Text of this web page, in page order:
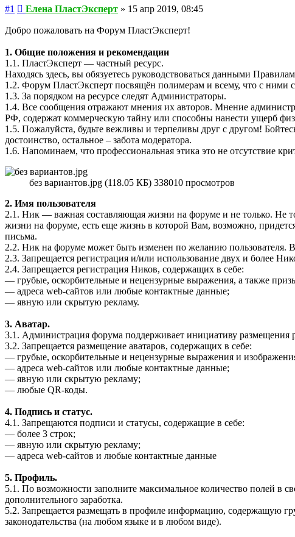
#1 Сообщение
Елена ПластЭксперт » 15 апр 2019, 08:45
Добро пожаловать на Форум ПластЭксперт!
1. Общие положения и рекомендации
1.1. ПластЭксперт — частный ресурс.
Находясь здесь, вы обязуетесь руководствоваться данными
1.2. Форум ПластЭксперт посвящён полимерам и всему, что с ними
1.3. За порядком на ресурсе следят Администраторы.
1.4. Все сообщения отражают мнения их авторов. Мнение
РФ, содержат коммерческую тайну или способны нанести ущерб
1.5. Пожалуйста, будьте вежливы и терпеливы друг с другом!
достоинство, остальное – забота модератора.
1.6. Напоминаем, что профессиональная этика это не отсутствие
без вариантов.jpg (118.05 КБ) 338010 просмотров
2. Имя пользователя
2.1. Ник — важная составляющая жизни на форуме и не только. Не
жизни на форуме, есть еще жизнь в которой Вам, возможно,
письма.
2.2. Ник на форуме может быть изменен по желанию пользователя.
2.3. Запрещается регистрация и/или использование двух и более
2.4. Запрещается регистрация Ников, содержащих в себе:
— грубые, оскорбительные и нецензурные выражения, а также
— адреса web-сайтов или любые контактные данные;
— явную или скрытую рекламу.
3. Аватар.
3.1. Администрация форума поддерживает инициативу размещения
3.2. Запрещается размещение аватаров, содержащих в себе:
— грубые, оскорбительные и нецензурные выражения и
— адреса web-сайтов или любые контактные данные;
— явную или скрытую рекламу;
— любые QR-коды.
4. Подпись и статус.
4.1. Запрещаются подписи и статусы, содержащие в себе:
— более 3 строк;
— явную или скрытую рекламу;
— адреса web-сайтов и любые контактные данные
5. Профиль.
5.1. По возможности заполните максимальное количество полей
дополнительного заработка.
5.2. Запрещается размещать в профиле информацию, содержащую
законодательства (на любом языке и в любом виде).